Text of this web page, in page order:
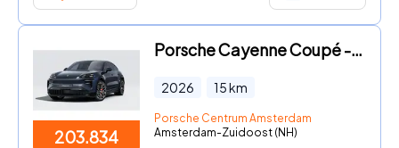
203.834
Porsche Cayenne Coupé - Turbo Electric
2026 15km
Porsche Centrum Amsterdam
Amsterdam-Zuidoost (NH)